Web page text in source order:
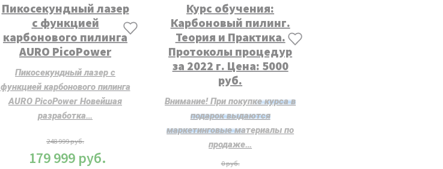
Пикосекундный лазер
с функцией
карбонового пилинга
AURO PicoPower
Пикосекундный лазер с
функцией карбонового пилинга
AURO PicoPower Новейшая
разработка…
248 999руб.
179 999 руб.
Курс обучения:
Карбоновый пилинг.
Теория и Практика.
Протоколы процедур
за 2022 г. Цена: 5000
руб.
Внимание! При покупке курса в
подарок выдаются
маркетинговые материалы по
продаже…
0руб.